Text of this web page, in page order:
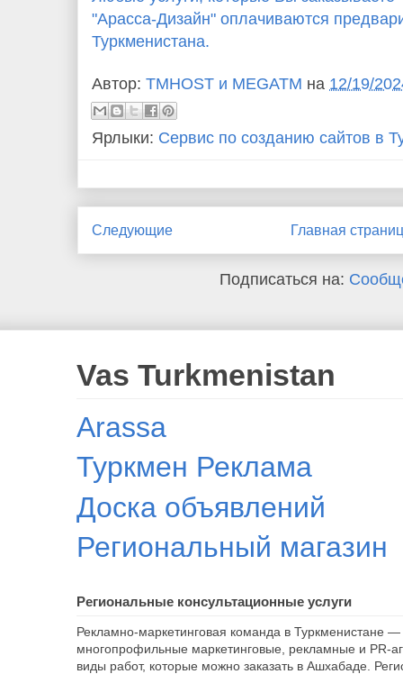
"Арасса-Дизайн" оплачиваются
Туркменистана.
Автор: TMHOST и MEGATM на 12/19/
Ярлыки: Сервис по созданию сайтов в
Следующие Главная
Подписаться на:
Vas Turkmenistan
Arassa
Туркмен Реклама
Доска объявлений
Региональный магазин
Региональные консультационные услуги
Рекламно-маркетинговая команда в Туркменистане —
многопрофильные маркетинговые, рекламные и PR-
виды работ, которые можно заказать в Ашхабаде.